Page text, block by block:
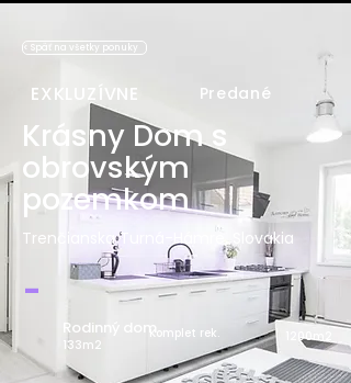
Predané
Krásny Dom s
obrovským
pozemkom
Trenčianska Turná-Hámre, Slovakia
< Späť na všetky ponuky
EXKLUZÍVNE
-
Rodinný dom
133m2
Komplet rek. 1200m2